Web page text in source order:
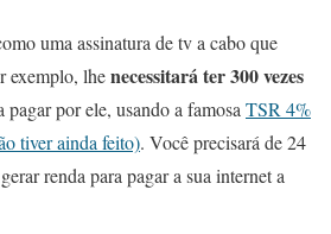
uma assinatura de tv a cabo que
exemplo, lhenecessitará ter 300 vezes
pagar por ele, usando a famosa TSR 4%
tiver ainda feito). Você precisará de 24
renda para pagar a sua internet a